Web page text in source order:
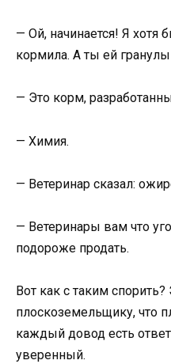
— Ой, начинается! Я хотя
кормила. А ты ей
— Это корм,
— Химия.
— Ветеринар сказал:
— Ветеринары вам что
подороже продать.
Вот как с таким
плоскоземельщику, что
каждый довод есть
уверенный.